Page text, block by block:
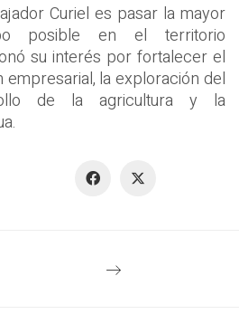
Curiel es pasar la mayor
posible en el territorio
su interés por fortalecer el
la exploración del
de la agricultura y la